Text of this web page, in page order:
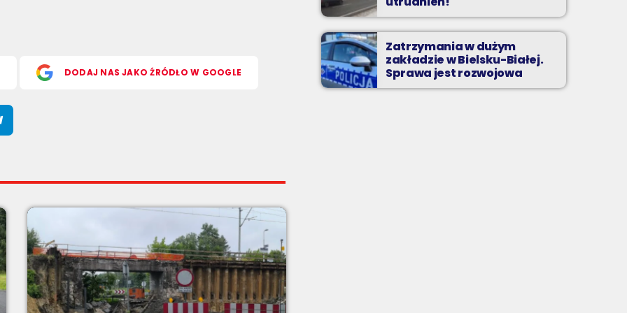
DODAJ NAS JAKO ŹRÓDŁO W GOOGLE
Zatrzymania w dużym
zakładzie w Bielsku-Białej.
Sprawa jest rozwojowa